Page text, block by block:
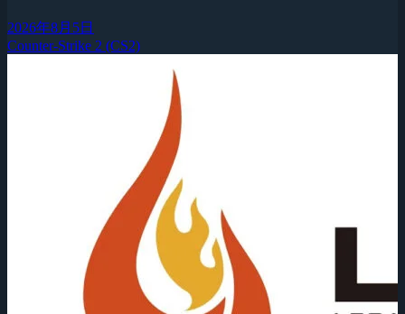
2026年8月5日
Counter-Strike 2 (CS2)